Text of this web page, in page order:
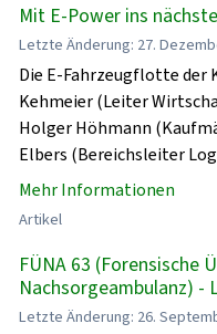
Mit E-Power ins
Letzte Änderung: 27.
Die E-Fahrzeugflotte
Kehmeier (Leiter
Holger Höhmann
Elbers (Bereichsleiter
Mehr Informationen
Artikel
FÜNA 63 (Forensische
Nachsorgeambulanz) -
Letzte Änderung: 26.